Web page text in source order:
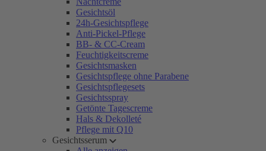
Gesichtsöl
24h-Gesichtspflege
Anti-Pickel-Pflege
BB- & CC-Cream
Feuchtigkeitscreme
Gesichtsmasken
Gesichtspflege ohne Parabene
Gesichtspflegesets
Gesichtsspray
Getönte Tagescreme
Hals & Dekolleté
Pflege mit Q10
Gesichtsserum